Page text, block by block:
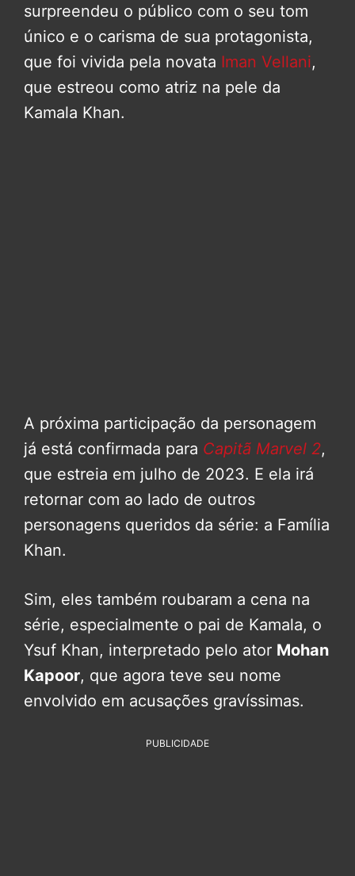
surpreendeu o público com o seu tom
único e o carisma de sua protagonista,
que foi vivida pela novata Iman Vellani,
que estreou como atriz na pele da
Kamala Khan.
A próxima participação da personagem
já está confirmada para Capitã Marvel 2,
que estreia em julho de 2023. E ela irá
retornar com ao lado de outros
personagens queridos da série: a Família
Khan.
Sim, eles também roubaram a cena na
série, especialmente o pai de Kamala, o
Ysuf Khan, interpretado pelo ator Mohan
Kapoor, que agora teve seu nome
envolvido em acusações gravíssimas.
PUBLICIDADE